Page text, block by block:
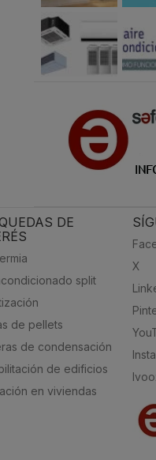
DE
split
de pellets
de condensación
de edificios
en viviendas
X